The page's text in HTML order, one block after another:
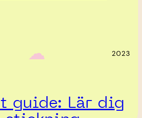
‎ ‎‎ ☁︎‎‎ 2023
guide: Lär dig